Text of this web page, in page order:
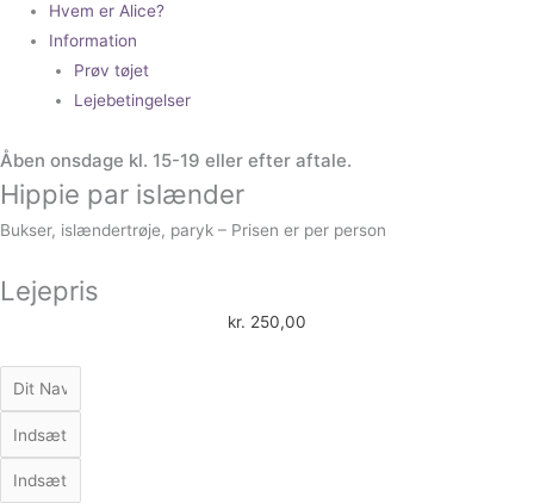
Hvem er Alice?
Information
Prøv tøjet
Lejebetingelser
Åben onsdage kl. 15-19 eller efter aftale.
Hippie par islænder
Bukser, islændertrøje, paryk – Prisen er per person
Lejepris
kr. 250,00